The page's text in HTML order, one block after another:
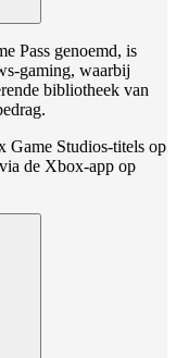
Pass genoemd, is
gaming, waarbij
bibliotheek van
Game Studios-titels op
de Xbox-app op